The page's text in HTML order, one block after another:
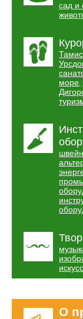
сад и
море,
О